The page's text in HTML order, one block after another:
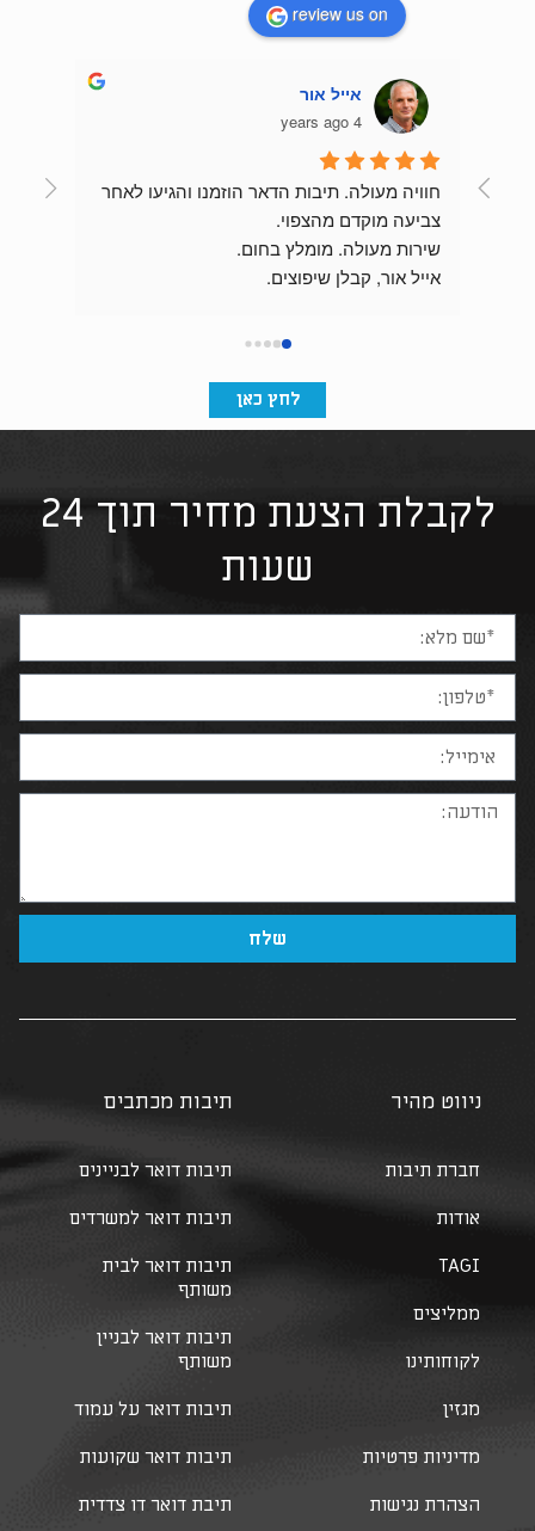
review us on
אייל אור
4 years ago
צביעה מוקדם מהצפוי.
שירות מעולה. מומלץ בחום.
אייל אור, קבלן שיפוצים.
לחץ כאן
לקבלת הצעת מחיר תוך 24
שעות
שלח
ניווט מהיר
חברת תיבות
אודות
TAGI
ממליצים
לקוחותינו
מגזין
מדיניות פרטיות
הצהרת נגישות
תיבות מכתבים
תיבות דואר לבניינים
תיבות דואר למשרדים
תיבות דואר לבית
משותף
תיבות דואר לבניין
משותף
תיבות דואר על עמוד
תיבות דואר שקועות
תיבת דואר דו צדדית